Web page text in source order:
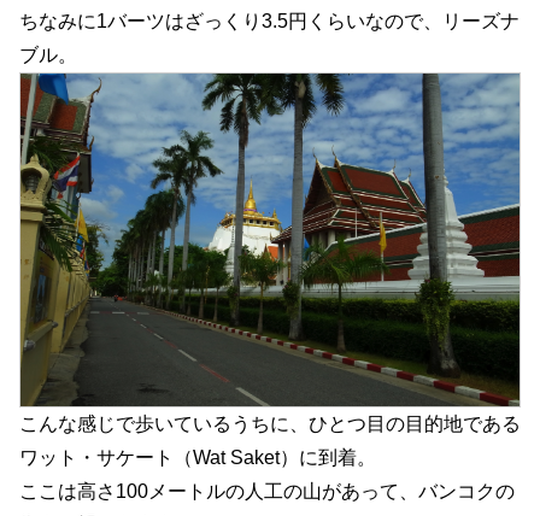
ちなみに1バーツはざっくり3.5円くらいなので、リーズナ
ブル。
こんな感じで歩いているうちに、ひとつ目の目的地である
ワット・サケート（Wat Saket）に到着。
ここは高さ100メートルの人工の山があって、バンコクの